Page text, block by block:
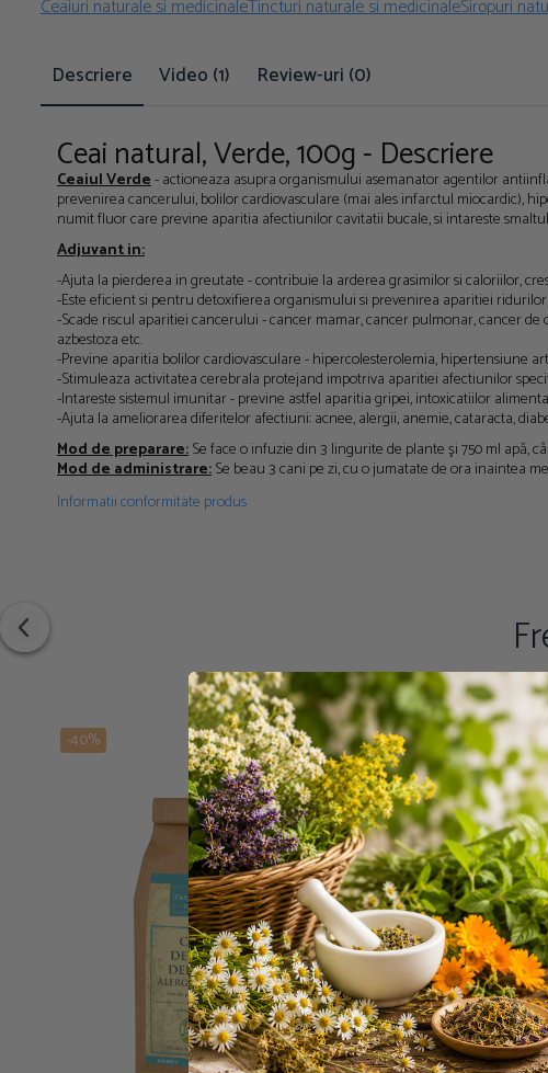
Ceaiuri naturale si medicinaleTincturi naturale si medicinaleSiropuri
Descriere Video (1) Review-uri (0)
Ceai natural, Verde, 100g - Descriere
Ceaiul Verde- actioneaza asupra organismului asemanator agentilor
prevenirea cancerului, bolilor cardiovasculare (mai ales infarctul miocardic),
numit fluor care previne aparitia afectiunilor cavitatii bucale, si intareste
Adjuvant in:
-Ajuta la pierderea in greutate - contribuie la arderea grasimilor si caloriilor,
-Este eficient si pentru detoxifierea organismului si prevenirea aparitiei
-Scade riscul aparitiei cancerului - cancer mamar, cancer pulmonar, cancer
azbestoza etc.
-Previne aparitia bolilor cardiovasculare - hipercolesterolemia, hipertensiune
-Stimuleaza activitatea cerebrala protejand impotriva aparitiei afectiunilor
-Intareste sistemul imunitar - previne astfel aparitia gripei, intoxicatiilor
-Ajuta la ameliorarea diferitelor afectiuni: acnee, alergii, anemie, cataracta,
Mod de preparare:Se face o infuzie din 3 lingurite de plante şi 750 ml apă,
Mod de administrare:Se beau 3 cani pe zi, cu o jumatate de ora inaintea
Informatii conformitate produs
-40% -40%